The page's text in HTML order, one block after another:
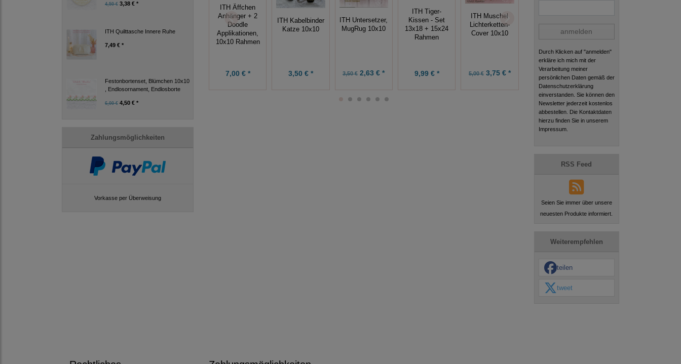
4,50 € 3,38 € *
ITH Quilttasche Innere Ruhe
7,49 € *
Festonbortenset, Blümchen 10x10
, Endlosornament, Endlosborte
6,00 € 4,50 € *
Zahlungsmöglichkeiten
Vorkasse per Überweisung
ITH Äffchen
Anhänger + 2
Doodle
Applikationen,
10x10 Rahmen
7,00 € *
ITH Kabelbinder
Katze 10x10
3,50 € *
ITH Untersetzer,
MugRug 10x10
3,50 €2,63 € *
ITH Tiger-
Kissen - Set
13x18 + 15x24
Rahmen
9,99 € *
ITH Muschel
Lichterketten-
Cover 10x10
5,00 €3,75 € *
Marienkäfer +
Applikation
9,90 € *
Wing
Needlework
anmelden
Durch Klicken auf "anmelden"
erkläre ich mich mit der
Verarbeitung meiner
persönlichen Daten gemäß der
Datenschutzerklärung
einverstanden. Sie können den
Newsletter jederzeit kostenlos
abbestellen. Die Kontaktdaten
hierzu finden Sie in unserem
Impressum.
RSS Feed
Seien Sie immer über unsere
neuesten Produkte informiert.
Weiterempfehlen
teilen
tweet